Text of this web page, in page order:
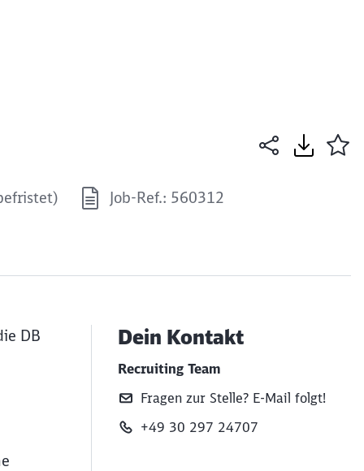
Job-Ref.: 560312
DB Dein Kontakt
Recruiting Team
Fragen zur Stelle? E‑Mail folgt!
+49 30 297 24707